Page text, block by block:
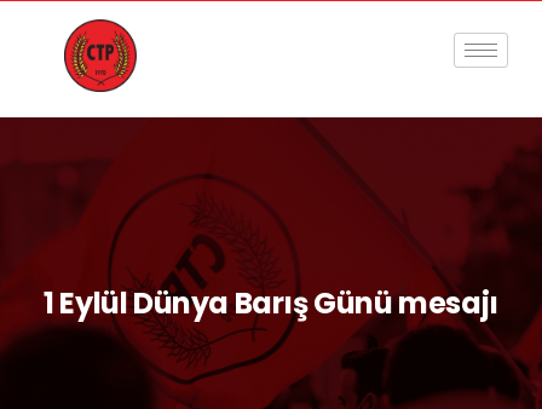
1 Eylül Dünya Barış Günü mesajı